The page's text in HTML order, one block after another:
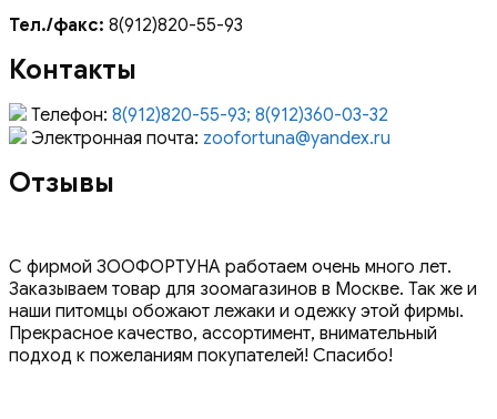
Тел./факс: 8(912)820-55-93
Контакты
Телефон: 8(912)820-55-93; 8(912)360-03-32
Электронная почта: zoofortuna@yandex.ru
Отзывы
С фирмой ЗООФОРТУНА работаем очень много лет.
Заказываем товар для зоомагазинов в Москве. Так же и
наши питомцы обожают лежаки и одежку этой фирмы.
Прекрасное качество, ассортимент, внимательный
подход к пожеланиям покупателей! Спасибо!